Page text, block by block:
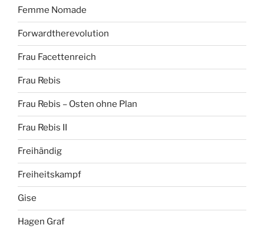
Femme Nomade
Forwardtherevolution
Frau Facettenreich
Frau Rebis
Frau Rebis – Osten ohne Plan
Frau Rebis II
Freihändig
Freiheitskampf
Gise
Hagen Graf